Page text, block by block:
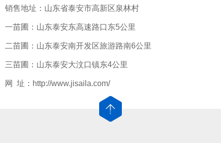
销售地址：山东省泰安市高新区泉林村
一苗圃：山东泰安东高速路口东5公里
二苗圃：山东泰安南开发区旅游路南6公里
三苗圃：山东泰安大汶口镇东4公里
网 址：http://www.jisaila.com/